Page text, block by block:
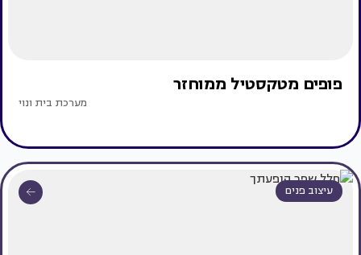
פופים מטקסטיל ממוחזר
מערכת בית ונוי
עיצוב פנים